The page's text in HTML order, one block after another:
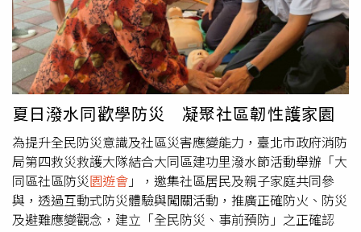
夏日潑水同歡學防災 凝聚社區韌性護家園
為提升全民防災意識及社區災害應變能力，臺北市政府消防
局第四救災救護大隊結合大同區建功里潑水節活動舉辦「大
同區社區防災園遊會 」，邀集社區居民及親子家庭共同參
與，透過互動式防災體驗與闖關活動，推廣正確防火、防災
及避難應變觀念，建立「全民防災、事前預防」之正確認